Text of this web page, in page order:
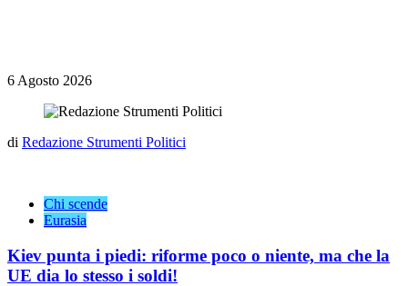
6 Agosto 2026
di Redazione Strumenti Politici
Chi scende
Eurasia
Kiev punta i piedi: riforme poco o niente, ma che la
UE dia lo stesso i soldi!